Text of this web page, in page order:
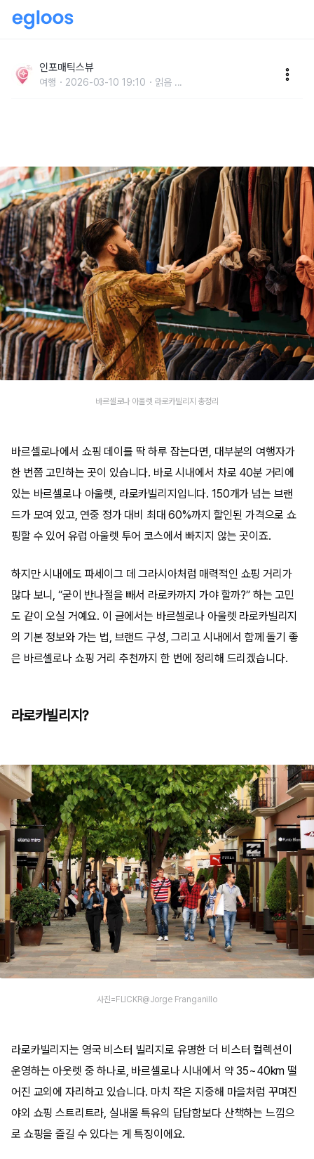
프레스·브랜드·택스리펀·가는방법 총정리
인포매틱스뷰
여행 2026-03-10 19:10 읽음 ...
바르셀로나 아울렛 라로카빌리지 총정리
바르셀로나에서 쇼핑 데이를 딱 하루 잡는다면, 대부분의 여행자가
한 번쯤 고민하는 곳이 있습니다. 바로 시내에서 차로 40분 거리에
있는 바르셀로나 아울렛, 라로카빌리지입니다. 150개가 넘는 브랜
드가 모여 있고, 연중 정가 대비 최대 60%까지 할인된 가격으로 쇼
핑할 수 있어 유럽 아울렛 투어 코스에서 빠지지 않는 곳이죠.
하지만 시내에도 파세이그 데 그라시아처럼 매력적인 쇼핑 거리가
많다 보니, “굳이 반나절을 빼서 라로카까지 가야 할까?” 하는 고민
도 같이 오실 거예요. 이 글에서는 바르셀로나 아울렛 라로카빌리지
의 기본 정보와 가는 법, 브랜드 구성, 그리고 시내에서 함께 돌기 좋
은 바르셀로나 쇼핑 거리 추천까지 한 번에 정리해 드리겠습니다.
라로카빌리지?
사진=FLICKR@Jorge Franganillo
라로카빌리지는 영국 비스터 빌리지로 유명한 더 비스터 컬렉션이
운영하는 아웃렛 중 하나로, 바르셀로나 시내에서 약 35~40km 떨
어진 교외에 자리하고 있습니다. 마치 작은 지중해 마을처럼 꾸며진
야외 쇼핑 스트리트라, 실내몰 특유의 답답함보다 산책하는 느낌으
로 쇼핑을 즐길 수 있다는 게 특징이에요.